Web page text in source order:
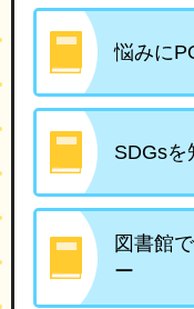
悩みに
SDGsを
図書館
ー